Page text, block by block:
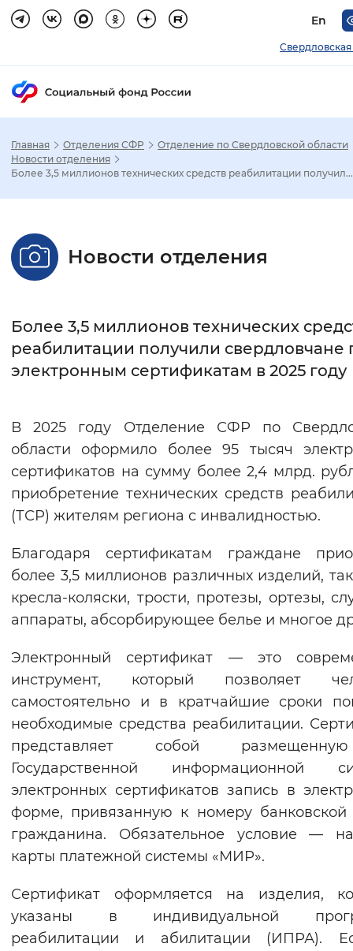
En
Свердловская
Настройка режима отображения
Стандартный Увеличенный
Интервал между буквами
Цвет сайта
Монохромный Инверсивный
Синий фон
Изображения
Включены Выключены
Воспроизвести Остановить
Вернуть стандартные настройки
Главная Отделения СФР
Отделение по Свердловской области
Новости отделения
Более 3,5 миллионов технических средств реабилитации получил...
Новости отделения
Более 3,5 миллионов технических
реабилитации получили свердловчане
электронным сертификатам в 2025 году
В 2025 году Отделение СФР по
области оформило более 95 тысяч
сертификатов на сумму более 2,4 млрд.
приобретение технических средств
(ТСР) жителям региона с инвалидностью.
Благодаря сертификатам граждане
более 3,5 миллионов различных изделий,
кресла-коляски, трости, протезы, ортезы,
аппараты, абсорбирующее белье и многое
Электронный сертификат — это
инструмент, который позволяет
самостоятельно и в кратчайшие сроки
необходимые средства реабилитации.
представляет собой
Государственной информационной
электронных сертификатов запись в
форме, привязанную к номеру банковской
гражданина. Обязательное условие —
карты платежной системы «МИР».
Сертификат оформляется на изделия,
указаны в индивидуальной
реабилитации и абилитации (ИПРА).